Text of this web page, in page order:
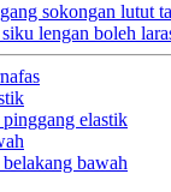
sokongan lutut
lengan boleh
elastik
bawah